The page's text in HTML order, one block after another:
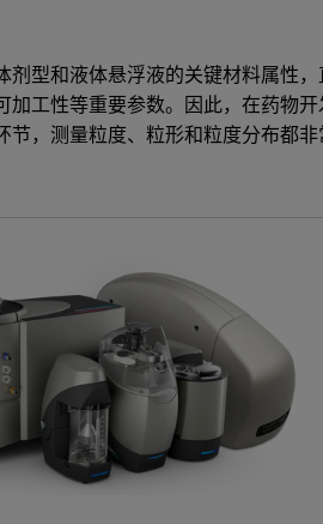
剂型和液体悬浮液的关键材料属性，
加工性等重要参数。因此，在药物开
节，测量粒度、粒形和粒度分布都非